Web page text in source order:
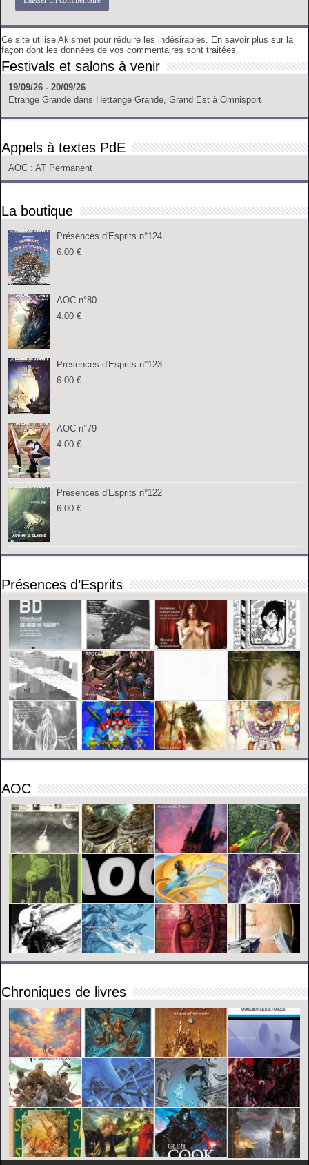
Ce site utilise Akismet pour réduire les indésirables. En savoir plus sur la
façon dont les données de vos commentaires sont traitées.
Festivals et salons à venir
19/09/26 - 20/09/26
Etrange Grande dans Hettange Grande, Grand Est à Omnisport
Appels à textes PdE
AOC : AT Permanent
La boutique
Présences d'Esprits n°124
6.00€
AOC n°80
4.00€
Présences d'Esprits n°123
6.00€
AOC n°79
4.00€
Présences d'Esprits n°122
6.00€
Présences d’Esprits
AOC
Chroniques de livres